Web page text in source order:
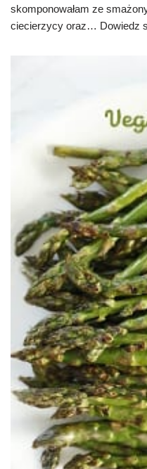
skomponowałam ze
ciecierzycy oraz… Dowiedz